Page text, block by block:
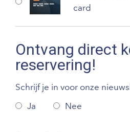
card
Ontvang direct
reservering!
Schrijf je in voor onze
Ja
Nee